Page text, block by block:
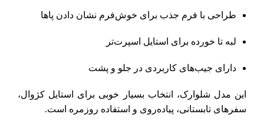
طراحی با فرم جذب برای خوش‌فرم نشان دادن پاها
لبه تا خورده برای استایل اسپرت‌تر
دارای جیب‌های کاربردی در جلو و پشت
این مدل شلوارک، انتخاب بسیار خوبی برای استایل کژوال،
سفرهای تابستانی، پیاده‌روی و استفاده روزمره است.